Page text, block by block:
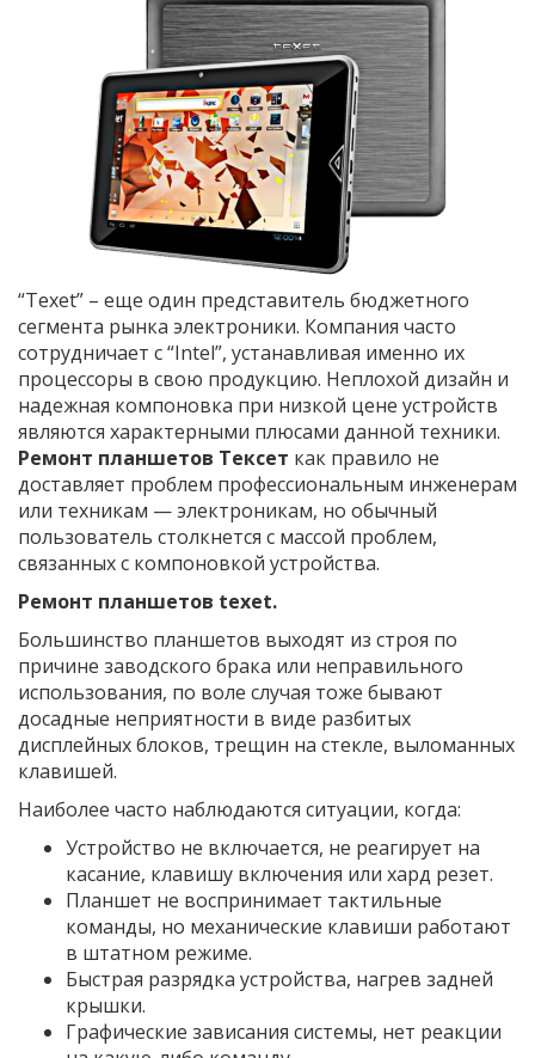
“Texet” – еще один представитель бюджетного
сегмента рынка электроники. Компания часто
сотрудничает с “Intel”, устанавливая именно их
процессоры в свою продукцию. Неплохой дизайн и
надежная компоновка при низкой цене устройств
являются характерными плюсами данной техники.
Ремонт планшетов Тексет как правило не
доставляет проблем профессиональным инженерам
или техникам — электроникам, но обычный
пользователь столкнется с массой проблем,
связанных с компоновкой устройства.
Ремонт планшетов texet.
Большинство планшетов выходят из строя по
причине заводского брака или неправильного
использования, по воле случая тоже бывают
досадные неприятности в виде разбитых
дисплейных блоков, трещин на стекле, выломанных
клавишей.
Наиболее часто наблюдаются ситуации, когда:
Устройство не включается, не реагирует на
касание, клавишу включения или хард резет.
Планшет не воспринимает тактильные
команды, но механические клавиши работают
в штатном режиме.
Быстрая разрядка устройства, нагрев задней
крышки.
Графические зависания системы, нет реакции